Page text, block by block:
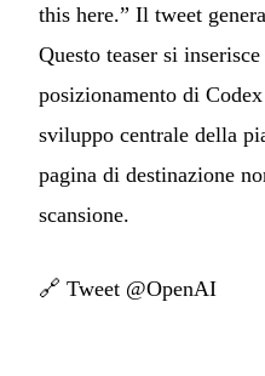
this here.” Il tweet
Questo teaser si
posizionamento di
sviluppo centrale della
pagina di destinazione
scansione.
🔗 Tweet @OpenAI